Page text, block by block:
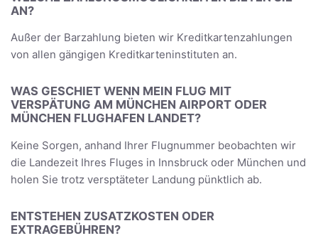
AN?
Außer der Barzahlung bieten wir Kreditkartenzahlungen
von allen gängigen Kreditkarteninstituten an.
WAS GESCHIET WENN MEIN FLUG MIT
VERSPÄTUNG AM MÜNCHEN AIRPORT ODER
MÜNCHEN FLUGHAFEN LANDET?
Keine Sorgen, anhand Ihrer Flugnummer beobachten wir
die Landezeit Ihres Fluges in Innsbruck oder München und
holen Sie trotz versptäteter Landung pünktlich ab.
ENTSTEHEN ZUSATZKOSTEN ODER
EXTRAGEBÜHREN?